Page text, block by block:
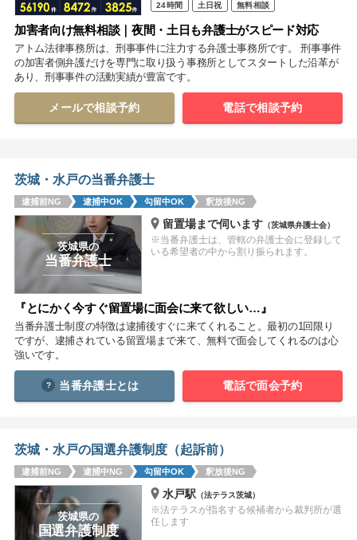
関東
茨城 栃木 群馬 埼玉 千葉 東京 神奈川
東海
静岡 愛知
中国
鳥取 島根 岡山 広島 山口
徳島 香川 愛媛
九州・沖縄
福岡
沖縄
相談内容から探す
痴漢 盗撮 わいせつ
窃盗 逮捕 示談
24時間 土日祝 無料相談
加害者向け無料相談｜夜間・土日も弁護士がスピード対応
アトム法律事務所は、刑事事件に注力する弁護士事務所です。 刑事事件
の加害者側弁護だけを専門に取り扱う事務所としてスタートした沿革が
あり、刑事事件の活動実績が豊富です。
メールで相談予約 電話で相談予約
茨城・水戸の当番弁護士
逮捕前NG 逮捕中OK 勾留中OK 釈放後NG
茨城県の
当番弁護士
留置場まで伺います（茨城県弁護士会）
※当番弁護士は、管轄の弁護士会に登録して
いる希望者の中から割り振られます。
『とにかく今すぐ留置場に面会に来て欲しい…』
当番弁護士制度の特徴は逮捕後すぐに来てくれること。最初の1回限り
ですが、逮捕されている留置場まで来て、無料で面会してくれるのは心
強いです。
当番弁護士とは 電話で面会予約
茨城・水戸の国選弁護制度（起訴前）
逮捕前NG 逮捕中NG 勾留中OK 釈放後NG
茨城県の
国選弁護制度
水戸駅 （法テラス茨城）
※法テラスが指名する候補者から裁判所が選
任します